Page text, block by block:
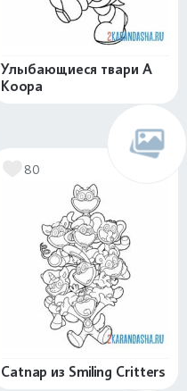
Улыбающиеся твари A
Koopa
80
Catnap из Smiling Critters